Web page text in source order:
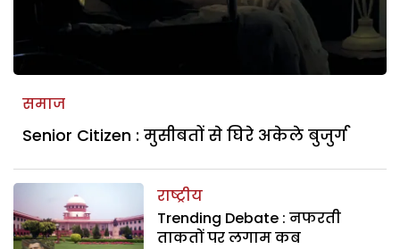
समाज
Senior Citizen : मुसीबतों से घिरे अकेले बुजुर्ग
राष्ट्रीय
Trending Debate : नफरती
ताकतों पर लगाम कब